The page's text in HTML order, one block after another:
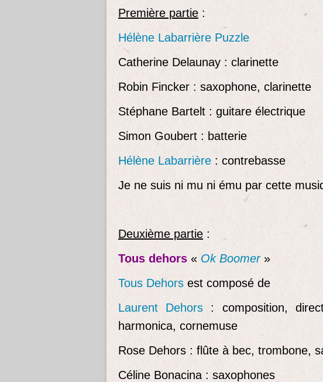
Première partie :
Hélène Labarrière Puzzle
Catherine Delaunay : clarinette
Robin Fincker : saxophone, clarinette
Stéphane Bartelt : guitare électrique
Simon Goubert : batterie
Hélène Labarrière : contrebasse
Je ne suis ni mu ni ému par cette
Deuxième partie :
Tous dehors « Ok Boomer »
Tous Dehors est composé de
Laurent Dehors : composition,
harmonica, cornemuse
Rose Dehors : flûte à bec, trombone,
Céline Bonacina : saxophones